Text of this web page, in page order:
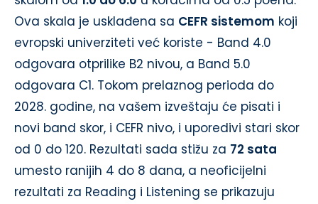
Ova skala je usklađena sa CEFR sistemom koji
evropski univerziteti već koriste - Band 4.0
odgovara otprilike B2 nivou, a Band 5.0
odgovara C1. Tokom prelaznog perioda do
2028. godine, na vašem izveštaju će pisati i
novi band skor, i CEFR nivo, i uporedivi stari skor
od 0 do 120. Rezultati sada stižu za 72 sata
umesto ranijih 4 do 8 dana, a neoficijelni
rezultati za Reading i Listening se prikazuju